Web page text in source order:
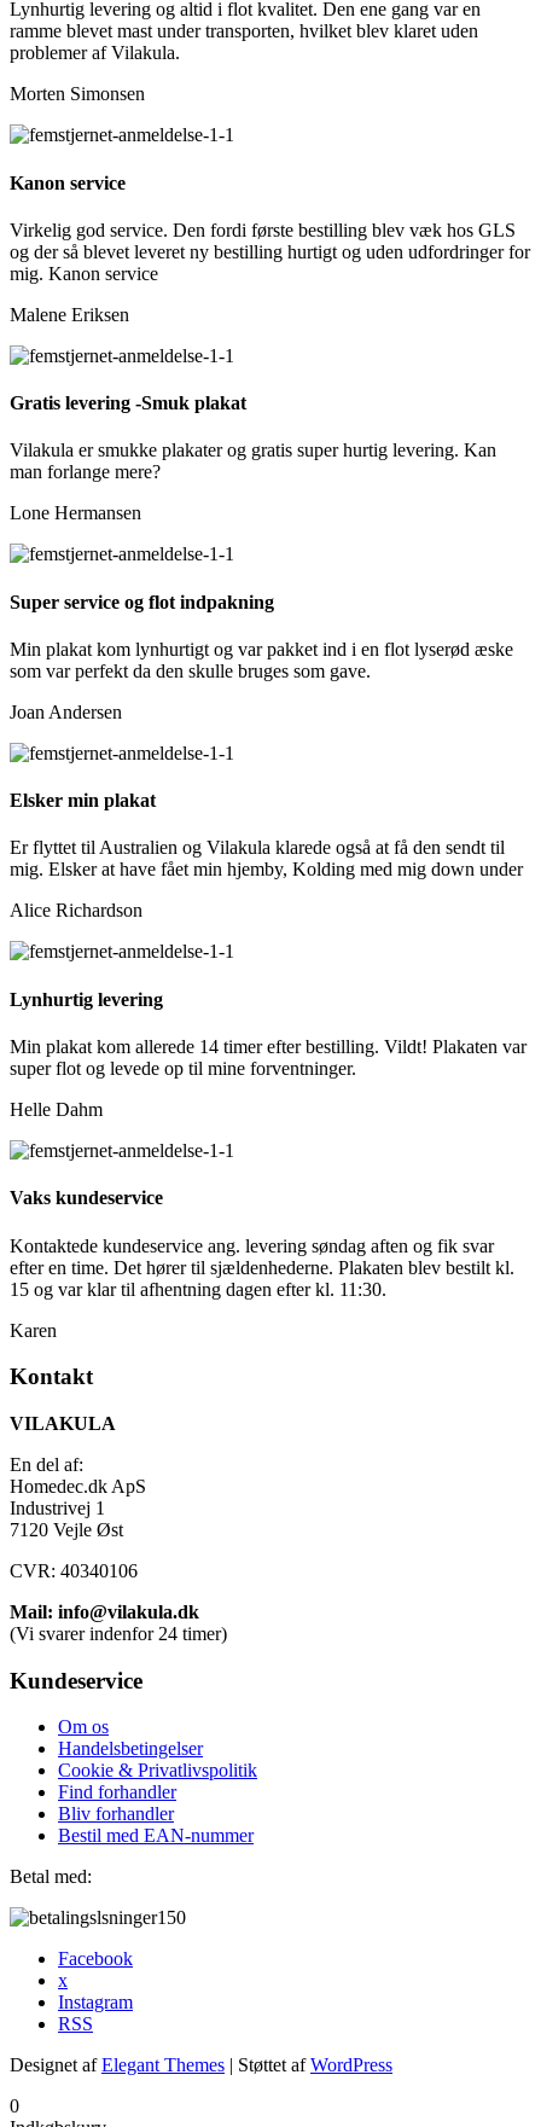
Lynhurtig levering og altid i flot kvalitet. Den ene gang var en
ramme blevet mast under transporten, hvilket blev klaret uden
problemer af Vilakula.
Morten Simonsen
Kanon service
Virkelig god service. Den fordi første bestilling blev væk hos GLS
og der så blevet leveret ny bestilling hurtigt og uden udfordringer for
mig. Kanon service
Malene Eriksen
Gratis levering -Smuk plakat
Vilakula er smukke plakater og gratis super hurtig levering. Kan
man forlange mere?
Lone Hermansen
Super service og flot indpakning
Min plakat kom lynhurtigt og var pakket ind i en flot lyserød æske
som var perfekt da den skulle bruges som gave.
Joan Andersen
Elsker min plakat
Er flyttet til Australien og Vilakula klarede også at få den sendt til
mig. Elsker at have fået min hjemby, Kolding med mig down under
Alice Richardson
Lynhurtig levering
Min plakat kom allerede 14 timer efter bestilling. Vildt! Plakaten var
super flot og levede op til mine forventninger.
Helle Dahm
Vaks kundeservice
Kontaktede kundeservice ang. levering søndag aften og fik svar
efter en time. Det hører til sjældenhederne. Plakaten blev bestilt kl.
15 og var klar til afhentning dagen efter kl. 11:30.
Karen
Kontakt
VILAKULA
En del af:
Homedec.dk ApS
Industrivej 1
7120 Vejle Øst
CVR: 40340106
Mail: info@vilakula.dk
(Vi svarer indenfor 24 timer)
Kundeservice
Om os
Handelsbetingelser
Cookie & Privatlivspolitik
Find forhandler
Bliv forhandler
Bestil med EAN-nummer
Betal med:
Facebook
x
Instagram
RSS
Designet afElegant Themes | Støttet afWordPress
0